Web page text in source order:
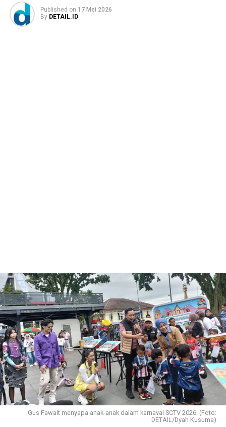
Published on 17 Mei 2026
By DETAIL.ID
Gus Fawait menyapa anak-anak dalam karnaval SCTV 2026. (Foto:
DETAIL/Dyah Kusuma)